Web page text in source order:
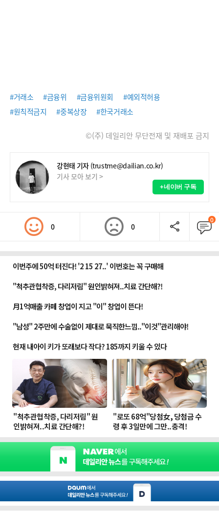
#거래소 #금융위 #금융위원회
#예외적허용
#원칙적금지
#중복상장 #한국거래소
©(주) 데일리안 무단전재 및 재배포 금지
강현태 기자 (trustme@dailian.co.kr)
기사 모아 보기 >
+네이버 구독
0 0
0